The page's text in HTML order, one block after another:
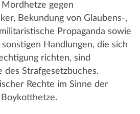
gegen
Bekundung von Glaubens-,
Propaganda sowie
Handlungen, die sich
richten, sind
des Strafgesetzbuches.
Rechte im Sinne der